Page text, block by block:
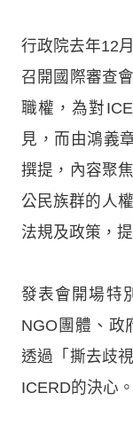
行政院去年12
召開國際審查
職權，為對
見，而由鴻義
撰提，內容聚
公民族群的人
法規及政策，
發表會開場特
NGO團體、政
透過「撕去歧
ICERD的決心。